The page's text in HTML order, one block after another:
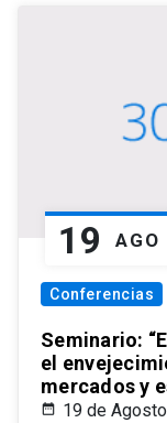
19 AGO
Conferencias
Seminario:
el
mercados y
19 de